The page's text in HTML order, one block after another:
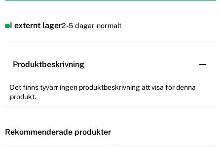
I externt lager2-5 dagar normalt
Produktbeskrivning
Det finns tyvärr ingen produktbeskrivning att visa för denna
produkt.
Rekommenderade produkter